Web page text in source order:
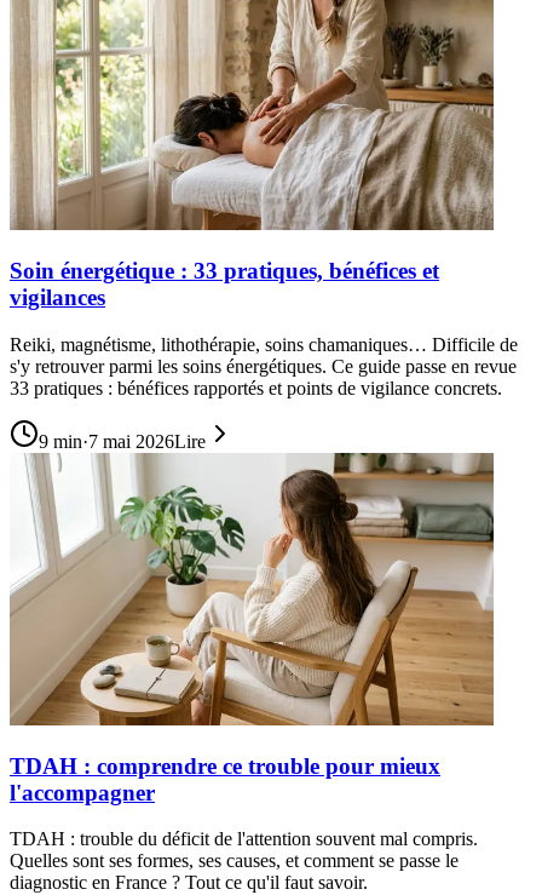
Soin énergétique : 33 pratiques, bénéfices et
vigilances
Reiki, magnétisme, lithothérapie, soins chamaniques… Difficile de
s'y retrouver parmi les soins énergétiques. Ce guide passe en revue
33 pratiques : bénéfices rapportés et points de vigilance concrets.
9 min·7 mai 2026Lire
TDAH : comprendre ce trouble pour mieux
l'accompagner
TDAH : trouble du déficit de l'attention souvent mal compris.
Quelles sont ses formes, ses causes, et comment se passe le
diagnostic en France ? Tout ce qu'il faut savoir.